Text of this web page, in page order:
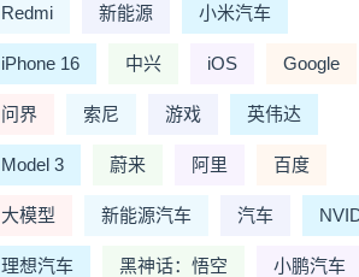
Redmi 新能源 小米汽车
iPhone 16 中兴 iOS Google
问界 索尼 游戏 英伟达
Model 3 蔚来 阿里 百度
大模型 新能源汽车 汽车
理想汽车 黑神话：悟空 小鹏汽车